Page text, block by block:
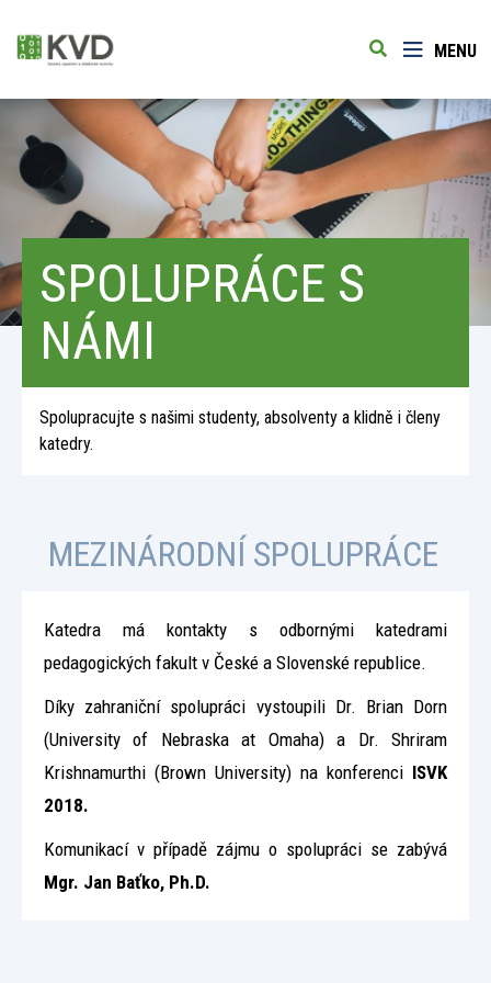
MENU
SPOLUPRÁCE S
NÁMI
Spolupracujte s našimi studenty, absolventy a klidně i členy
katedry.
MEZINÁRODNÍ SPOLUPRÁCE
Katedra má kontakty s odbornými katedrami
pedagogických fakult v České a Slovenské republice.
Díky zahraniční spolupráci vystoupili Dr. Brian Dorn
(University of Nebraska at Omaha) a Dr. Shriram
Krishnamurthi (Brown University) na konferenci ISVK
2018.
Komunikací v případě zájmu o spolupráci se zabývá
Mgr. Jan Baťko, Ph.D.